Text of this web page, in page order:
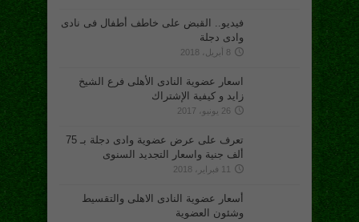
فيديو.. القبض على خاطف أطفال فى نادى
وادى دجلة
8 أبريل، 2018
اسعار عضوية النادى الأهلى فرع الشيخ
زايد و كيفية الإشتراك
26 يونيو، 2017
تعرف على عرض عضوية وادى دجلة بـ 75
ألف جنية واسعار التجديد السنوى
11 فبراير، 2018
أسعار عضوية النادى الاهلى والتقسيط
وشئون العضوية